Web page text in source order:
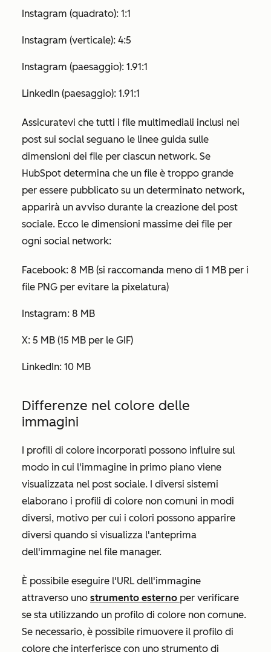
Instagram (quadrato): 1:1
Instagram (verticale): 4:5
Instagram (paesaggio): 1.91:1
LinkedIn (paesaggio): 1.91:1
Assicuratevi che tutti i file multimediali inclusi nei
post sui social seguano le linee guida sulle
dimensioni dei file per ciascun network. Se
HubSpot determina che un file è troppo grande
per essere pubblicato su un determinato network,
apparirà un avviso durante la creazione del post
sociale. Ecco le dimensioni massime dei file per
ogni social network:
Facebook: 8 MB (si raccomanda meno di 1 MB per i
file PNG per evitare la pixelatura)
Instagram: 8 MB
X: 5 MB (15 MB per le GIF)
LinkedIn: 10 MB
Differenze nel colore delle
immagini
I profili di colore incorporati possono influire sul
modo in cui l'immagine in primo piano viene
visualizzata nel post sociale. I diversi sistemi
elaborano i profili di colore non comuni in modi
diversi, motivo per cui i colori possono apparire
diversi quando si visualizza l'anteprima
dell'immagine nel file manager.
È possibile eseguire l'URL dell'immagine
attraverso uno strumento esterno per verificare
se sta utilizzando un profilo di colore non comune.
Se necessario, è possibile rimuovere il profilo di
colore che interferisce con uno strumento di